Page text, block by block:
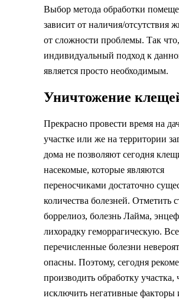
Выбор метода обработки
зависит от наличия/отсутствия
от сложности проблемы. Так что,
индивидуальный подход к
является просто необходимым.
Уничтожение
Прекрасно провести время на
участке или же на территории
дома не позволяют сегодня
насекомые, которые являются
переносчиками достаточно
количества болезней. Отметить
боррелиоз, болезнь Лайма,
лихорадку геморрагическую. Все
перечисленные болезни
опасны. Поэтому, сегодня
производить обработку участка,
исключить негативные факторы